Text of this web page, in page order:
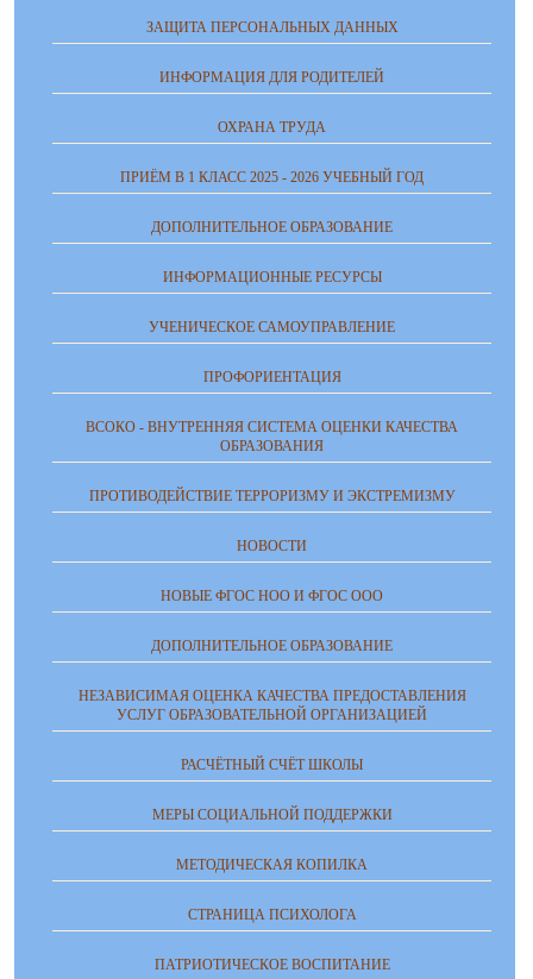
ЗАЩИТА ПЕРСОНАЛЬНЫХ ДАННЫХ
ИНФОРМАЦИЯ ДЛЯ РОДИТЕЛЕЙ
ОХРАНА ТРУДА
ПРИЁМ В 1 КЛАСС 2025 - 2026 УЧЕБНЫЙ ГОД
ДОПОЛНИТЕЛЬНОЕ ОБРАЗОВАНИЕ
ИНФОРМАЦИОННЫЕ РЕСУРСЫ
УЧЕНИЧЕСКОЕ САМОУПРАВЛЕНИЕ
ПРОФОРИЕНТАЦИЯ
ВСОКО - ВНУТРЕННЯЯ СИСТЕМА ОЦЕНКИ КАЧЕСТВА
ОБРАЗОВАНИЯ
ПРОТИВОДЕЙСТВИЕ ТЕРРОРИЗМУ И ЭКСТРЕМИЗМУ
НОВОСТИ
НОВЫЕ ФГОС НОО И ФГОС ООО
ДОПОЛНИТЕЛЬНОЕ ОБРАЗОВАНИЕ
НЕЗАВИСИМАЯ ОЦЕНКА КАЧЕСТВА ПРЕДОСТАВЛЕНИЯ
УСЛУГ ОБРАЗОВАТЕЛЬНОЙ ОРГАНИЗАЦИЕЙ
РАСЧЁТНЫЙ СЧЁТ ШКОЛЫ
МЕРЫ СОЦИАЛЬНОЙ ПОДДЕРЖКИ
МЕТОДИЧЕСКАЯ КОПИЛКА
СТРАНИЦА ПСИХОЛОГА
ПАТРИОТИЧЕСКОЕ ВОСПИТАНИЕ